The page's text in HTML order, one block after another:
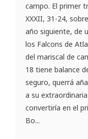
campo. El primer
XXXII, 31-24,
año siguiente, de
los Falcons de
del mariscal de
18 tiene balance
seguro, querrá
a su
convertiría en el
Bo...